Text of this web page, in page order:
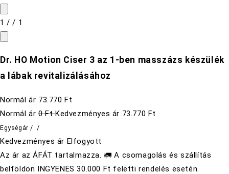
1 // 1
Dr. HO Motion Ciser 3 az 1-ben masszázs készülék
a lábak revitalizálásához
Normál ár 73.770 Ft
Normál ár 0 FtKedvezményes ár 73.770 Ft
Egységár / /
Kedvezményes ár Elfogyott
Az ár az ÁFÁT tartalmazza. 🚛 A csomagolás és szállítás
belföldön INGYENES 30.000 Ft feletti rendelés esetén.